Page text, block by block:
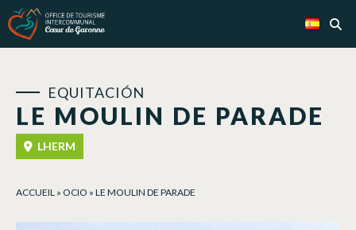
LE MOULIN DE PARADE
EQUITACIÓN
LHERM
ACCUEIL » OCIO » LE MOULIN DE PARADE
Panel de gestión de cookies